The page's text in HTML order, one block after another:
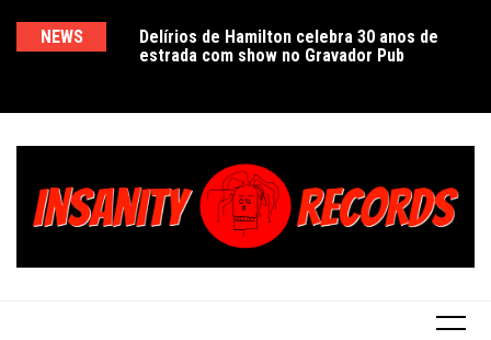
NEWS
30 anos de
Pub
Espetáculo The Infamous Ramírez Hoffman,
com John Malkovich e Anastasya Terenkova
Prêmio Nobel de Literatura, “Morte em
Veneza” explora o multifacetado universo